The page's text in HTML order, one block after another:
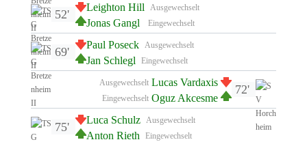
Ausgewechselt
Leighton Hill
Eingewechselt
Jonas Gangl
52'
Ausgewechselt
Paul Poseck
Eingewechselt
Jan Schlegl
69'
72'
Ausgewechselt Lucas Vardaxis
Eingewechselt Oguz Akcesme
Ausgewechselt
Luca Schulz
Eingewechselt
Anton Rieth
75'